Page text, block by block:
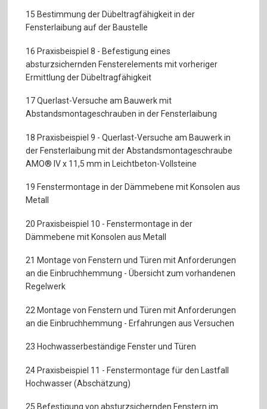
15 Bestimmung der Dübeltragfähigkeit in der
Fensterlaibung auf der Baustelle
16 Praxisbeispiel 8 - Befestigung eines
absturzsichernden Fensterelements mit vorheriger
Ermittlung der Dübeltragfähigkeit
17 Querlast-Versuche am Bauwerk mit
Abstandsmontageschrauben in der Fensterlaibung
18 Praxisbeispiel 9 - Querlast-Versuche am Bauwerk in
der Fensterlaibung mit der Abstandsmontageschraube
AMO® IV x 11,5 mm in Leichtbeton-Vollsteine
19 Fenstermontage in der Dämmebene mit Konsolen aus
Metall
20 Praxisbeispiel 10 - Fenstermontage in der
Dämmebene mit Konsolen aus Metall
21 Montage von Fenstern und Türen mit Anforderungen
an die Einbruchhemmung - Übersicht zum vorhandenen
Regelwerk
22 Montage von Fenstern und Türen mit Anforderungen
an die Einbruchhemmung - Erfahrungen aus Versuchen
23 Hochwasserbeständige Fenster und Türen
24 Praxisbeispiel 11 - Fenstermontage für den Lastfall
Hochwasser (Abschätzung)
25 Befestigung von absturzsichernden Fenstern im